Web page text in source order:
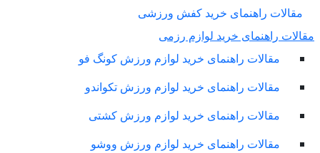
مقالات راهنمای خرید کفش ورزشی
راهنمای خرید لوازم رزمی
مقالات راهنمای خرید لوازم ورزش کونگ فو
مقالات راهنمای خرید لوازم ورزش تکواندو
مقالات راهنمای خرید لوازم ورزش کشتی
مقالات راهنمای خرید لوازم ورزش ووشو